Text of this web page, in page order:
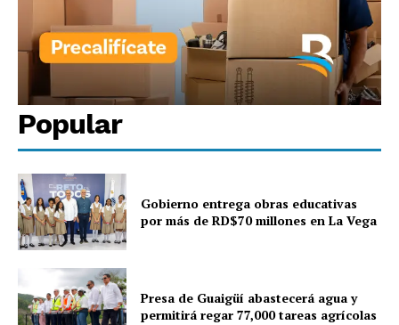
Popular
Gobierno entrega obras educativas
por más de RD$70 millones en La Vega
Presa de Guaigüí abastecerá agua y
permitirá regar 77,000 tareas agrícolas